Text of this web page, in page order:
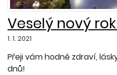
Veselý nový
1. 1. 2021
Přeji vám hodně zdraví,
dnů!